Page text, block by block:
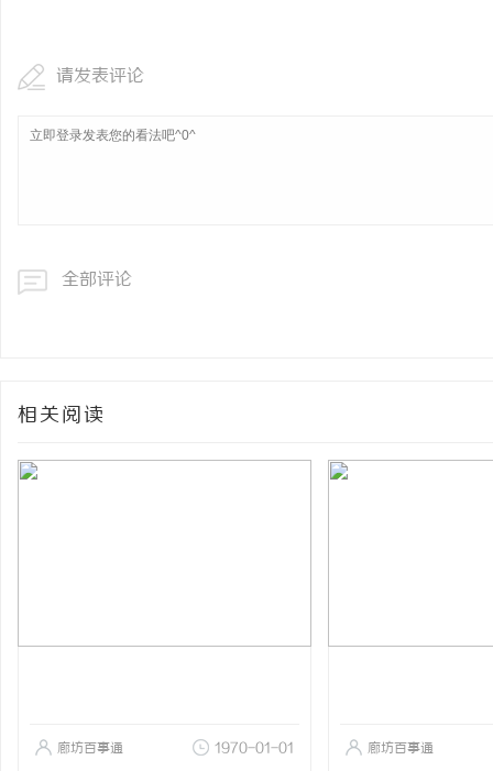
请发表评论
全部评论
相关阅读
廊坊百事通 1970-01-01 廊坊百事通